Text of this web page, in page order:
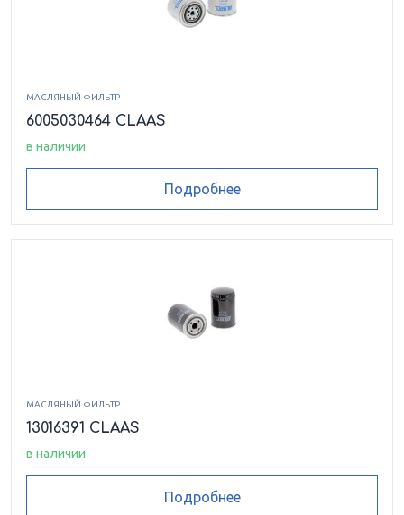
МАСЛЯНЫЙ ФИЛЬТР
6005030464 CLAAS
в наличии
Подробнее
МАСЛЯНЫЙ ФИЛЬТР
13016391 CLAAS
в наличии
Подробнее